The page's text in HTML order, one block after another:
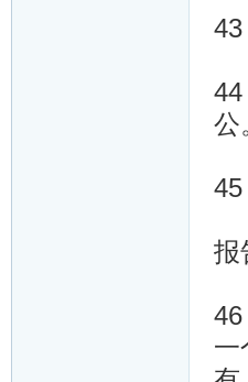
公
报
一